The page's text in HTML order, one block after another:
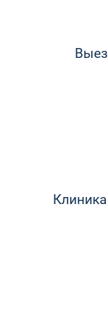
Клиника